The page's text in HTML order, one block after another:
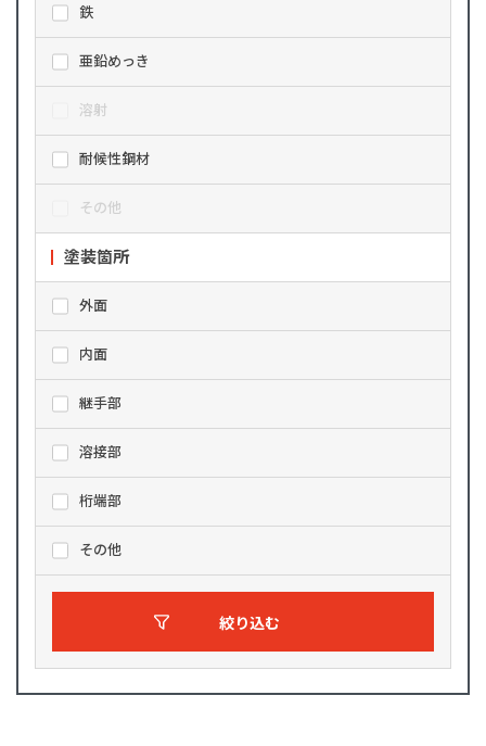
鉄
亜鉛めっき
溶射
耐候性鋼材
その他
塗装箇所
外面
内面
継手部
溶接部
桁端部
その他
絞り込む